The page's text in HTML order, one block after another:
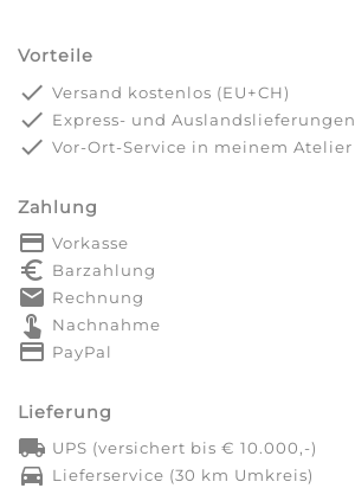
Vorteile
done Versand kostenlos (EU+CH)
done Express- und Auslandslieferungen
done Vor-Ort-Service in meinem Atelier
Zahlung
payment Vorkasse
euro_symbol Barzahlung
markunread Rechnung
touch_app Nachnahme
credit_card PayPal
Lieferung
local_shipping UPS (versichert bis € 10.000,-)
directions_car Lieferservice (30 km Umkreis)